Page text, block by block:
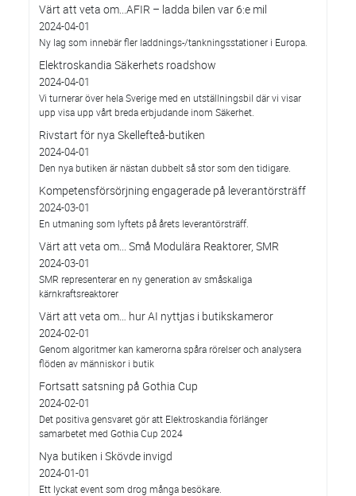
Värt att veta om...AFIR – ladda bilen var 6:e mil
2024-04-01
Ny lag som innebär fler laddnings-/tankningsstationer i Europa.
Elektroskandia Säkerhets roadshow
2024-04-01
Vi turnerar över hela Sverige med en utställningsbil där vi visar
upp visa upp vårt breda erbjudande inom Säkerhet.
Rivstart för nya Skellefteå-butiken
2024-04-01
Den nya butiken är nästan dubbelt så stor som den tidigare.
Kompetensförsörjning engagerade på leverantörsträff
2024-03-01
En utmaning som lyftets på årets leverantörsträff.
Värt att veta om... Små Modulära Reaktorer, SMR
2024-03-01
SMR representerar en ny generation av småskaliga
kärnkraftsreaktorer
Värt att veta om… hur AI nyttjas i butikskameror
2024-02-01
Genom algoritmer kan kamerorna spåra rörelser och analysera
flöden av människor i butik
Fortsatt satsning på Gothia Cup
2024-02-01
Det positiva gensvaret gör att Elektroskandia förlänger
samarbetet med Gothia Cup 2024
Nya butiken i Skövde invigd
2024-01-01
Ett lyckat event som drog många besökare.